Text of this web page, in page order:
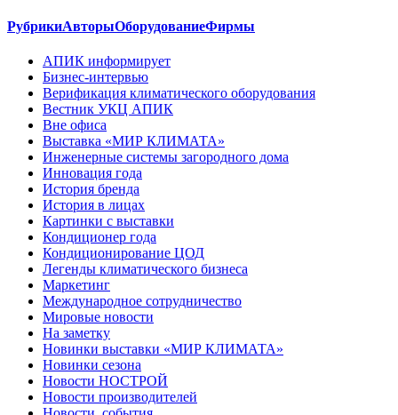
РубрикиАвторыОборудованиеФирмы
АПИК информирует
Бизнес-интервью
Верификация климатического оборудования
Вестник УКЦ АПИК
Вне офиса
Выставка «МИР КЛИМАТА»
Инженерные системы загородного дома
Инновация года
История бренда
История в лицах
Картинки с выставки
Кондиционер года
Кондиционирование ЦОД
Легенды климатического бизнеса
Маркетинг
Международное сотрудничество
Мировые новости
На заметку
Новинки выставки «МИР КЛИМАТА»
Новинки сезона
Новости НОСТРОЙ
Новости производителей